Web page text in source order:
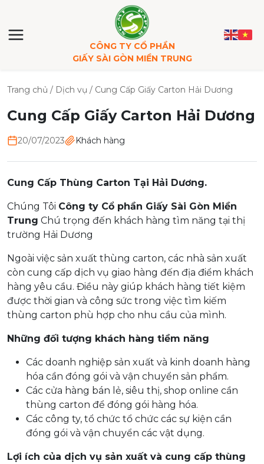
CÔNG TY CỔ PHẦN
GIẤY SÀI GÒN MIỀN TRUNG
Trang chủ / Dịch vụ / Cung Cấp Giấy Carton Hải Dương
Cung Cấp Giấy Carton Hải Dương
20/07/2023 Khách hàng
Cung Cấp Thùng Carton Tại Hải Dương.
Chúng Tôi Công ty Cổ phần Giấy Sài Gòn Miền
Trung Chú trọng đến khách hàng tìm năng tại thị
trường Hải Dương
Ngoài việc sản xuất thùng carton, các nhà sản xuất
còn cung cấp dịch vụ giao hàng đến địa điểm khách
hàng yêu cầu. Điều này giúp khách hàng tiết kiệm
được thời gian và công sức trong việc tìm kiếm
thùng carton phù hợp cho nhu cầu của mình.
Những đối tượng khách hàng tiềm năng
Các doanh nghiệp sản xuất và kinh doanh hàng
hóa cần đóng gói và vận chuyển sản phẩm.
Các cửa hàng bán lẻ, siêu thị, shop online cần
thùng carton để đóng gói hàng hóa.
Các công ty, tổ chức tổ chức các sự kiện cần
đóng gói và vận chuyển các vật dụng.
Lợi ích của dịch vụ sản xuất và cung cấp thùng